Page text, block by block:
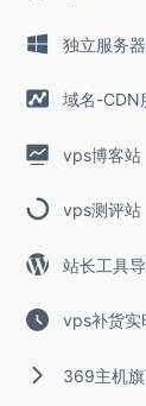
独立服务
域名-CDN
vps博客站
vps测评站
站长工具
vps补货实
369主机